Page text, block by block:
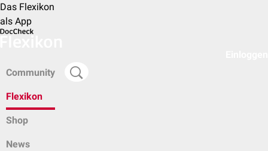
Das Flexikon
als App
Community
Flexikon
Shop
News